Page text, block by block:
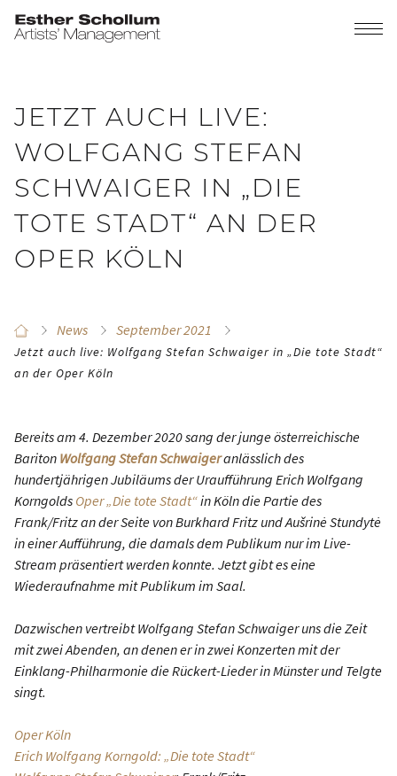
JETZT AUCH LIVE:
WOLFGANG STEFAN
SCHWAIGER IN „DIE
TOTE STADT“ AN DER
OPER KÖLN
News September 2021
Jetzt auch live: Wolfgang Stefan Schwaiger in „Die tote Stadt“
an der Oper Köln
Bereits am 4. Dezember 2020 sang der junge österreichische
Bariton Wolfgang Stefan Schwaigeranlässlich des
hundertjährigen Jubiläums der Uraufführung Erich Wolfgang
Korngolds Oper „Die tote Stadt“in Köln die Partie des
Frank/Fritz an der Seite von Burkhard Fritz und Aušrinė Stundytė
in einer Aufführung, die damals dem Publikum nur im Live-
Stream präsentiert werden konnte. Jetzt gibt es eine
Wiederaufnahme mit Publikum im Saal.
Dazwischen vertreibt Wolfgang Stefan Schwaiger uns die Zeit
mit zwei Abenden, an denen er in zwei Konzerten mit der
Einklang-Philharmonie die Rückert-Lieder in Münster und Telgte
singt.
Oper Köln
Erich Wolfgang Korngold: „Die tote Stadt“